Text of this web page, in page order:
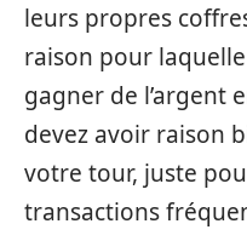
leurs propres
raison pour
gagner de l’argent
devez avoir raison
votre tour, juste
transactions